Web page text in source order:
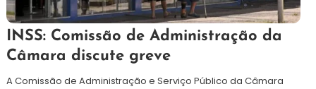
30
de
agosto
de
Redação
INSS: Comissão de Administração da
Câmara discute greve
A Comissão de Administração e Serviço Público da Câmara